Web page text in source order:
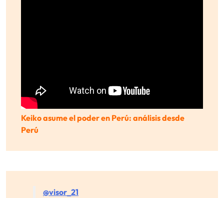
Keiko asume el poder en Perú: análisis desde
Perú
@visor_21